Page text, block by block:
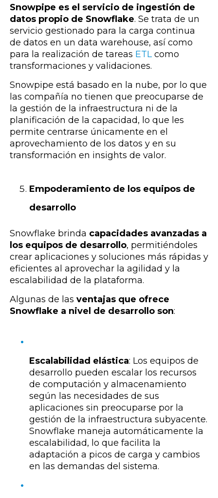
Snowpipe es el servicio de ingestión de
datos propio de Snowflake. Se trata de un
servicio gestionado para la carga continua
de datos en un data warehouse, así como
para la realización de tareas ETLcomo
transformaciones y validaciones.
Snowpipe está basado en la nube, por lo que
las compañía no tienen que preocuparse de
la gestión de la infraestructura ni de la
planificación de la capacidad, lo que les
permite centrarse únicamente en el
aprovechamiento de los datos y en su
transformación en insights de valor.
Empoderamiento de los equipos de
desarrollo
Snowflake brinda capacidades avanzadas a
los equipos de desarrollo, permitiéndoles
crear aplicaciones y soluciones más rápidas y
eficientes al aprovechar la agilidad y la
escalabilidad de la plataforma.
Algunas de las ventajas que ofrece
Snowflake a nivel de desarrollo son:
Escalabilidad elástica: Los equipos de
desarrollo pueden escalar los recursos
de computación y almacenamiento
según las necesidades de sus
aplicaciones sin preocuparse por la
gestión de la infraestructura subyacente.
Snowflake maneja automáticamente la
escalabilidad, lo que facilita la
adaptación a picos de carga y cambios
en las demandas del sistema.